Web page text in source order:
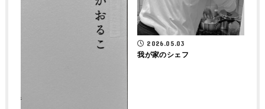
2026.05.03
我が家のシェフ